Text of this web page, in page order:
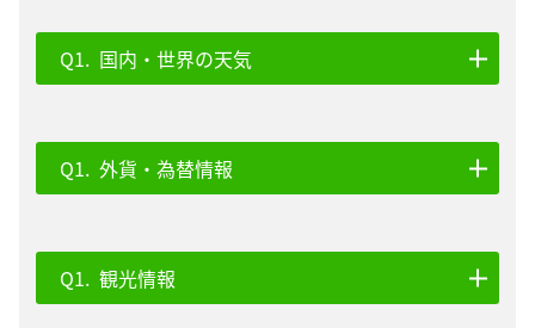
国内・世界の天気
外貨・為替情報
観光情報